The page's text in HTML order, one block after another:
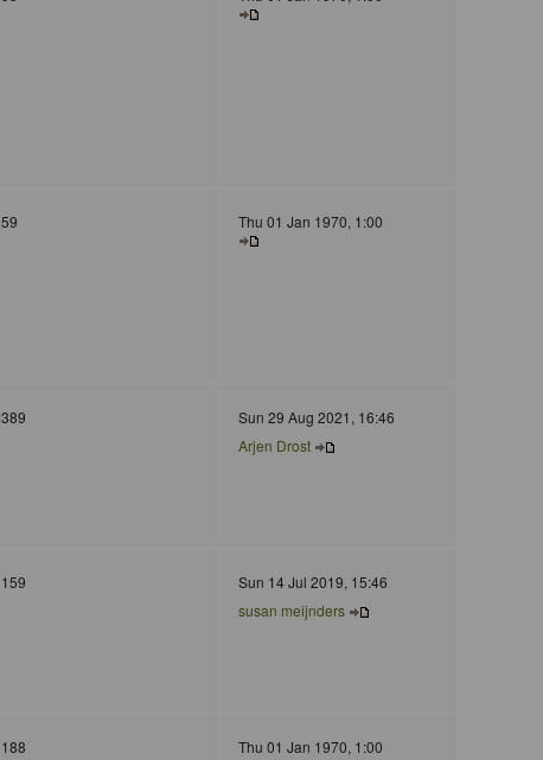
59 Thu 01 Jan 1970, 1:00
389
Sun 29 Aug 2021, 16:46
Arjen Drost
159
Sun 14 Jul 2019, 15:46
susan meijnders
188 Thu 01 Jan 1970, 1:00